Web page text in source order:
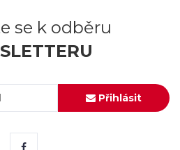
se k odběru
Přihlásit